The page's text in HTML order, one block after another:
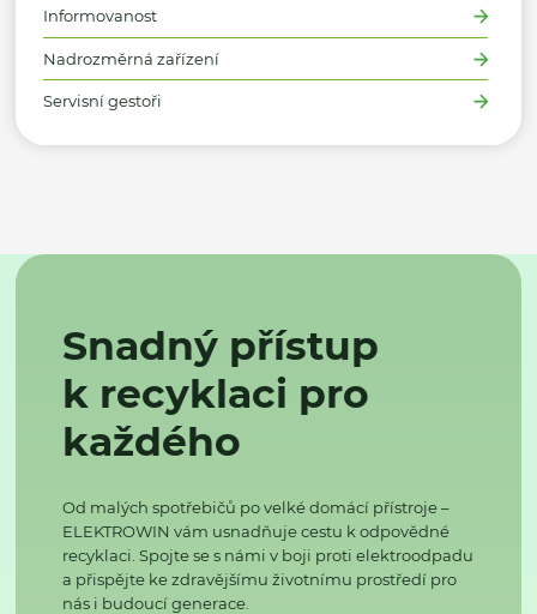
Informovanost
Nadrozměrná zařízení
Servisní gestoři
Snadný přístup
k recyklaci pro
každého
Od malých spotřebičů po velké domácí přístroje –
ELEKTROWIN vám usnadňuje cestu k odpovědné
recyklaci. Spojte se s námi v boji proti elektroodpadu
a přispějte ke zdravějšímu životnímu prostředí pro
nás i budoucí generace.